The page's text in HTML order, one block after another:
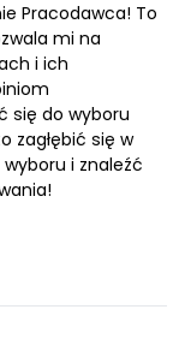
Pracodawca! To
mi na
i ich
się do wyboru
zagłębić się w
i znaleźć